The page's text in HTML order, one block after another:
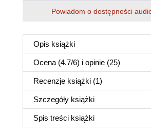
Powiadom o dostępności
Opis książki
Ocena (4.7/6) i opinie (25)
Recenzje książki (1)
Szczegóły książki
Spis treści książki